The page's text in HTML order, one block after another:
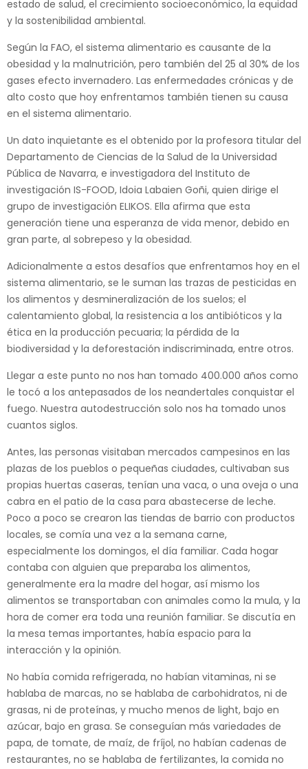
estado de salud, el crecimiento socioeconómico, la equidad
y la sostenibilidad ambiental.
Según la FAO, el sistema alimentario es causante de la
obesidad y la malnutrición, pero también del 25 al 30% de los
gases efecto invernadero. Las enfermedades crónicas y de
alto costo que hoy enfrentamos también tienen su causa
en el sistema alimentario.
Un dato inquietante es el obtenido por la profesora titular del
Departamento de Ciencias de la Salud de la Universidad
Pública de Navarra, e investigadora del Instituto de
investigación IS-FOOD, Idoia Labaien Goñi, quien dirige el
grupo de investigación ELIKOS. Ella afirma que esta
generación tiene una esperanza de vida menor, debido en
gran parte, al sobrepeso y la obesidad.
Adicionalmente a estos desafíos que enfrentamos hoy en el
sistema alimentario, se le suman las trazas de pesticidas en
los alimentos y desmineralización de los suelos; el
calentamiento global, la resistencia a los antibióticos y la
ética en la producción pecuaria; la pérdida de la
biodiversidad y la deforestación indiscriminada, entre otros.
Llegar a este punto no nos han tomado 400.000 años como
le tocó a los antepasados de los neandertales conquistar el
fuego. Nuestra autodestrucción solo nos ha tomado unos
cuantos siglos.
Antes, las personas visitaban mercados campesinos en las
plazas de los pueblos o pequeñas ciudades, cultivaban sus
propias huertas caseras, tenían una vaca, o una oveja o una
cabra en el patio de la casa para abastecerse de leche.
Poco a poco se crearon las tiendas de barrio con productos
locales, se comía una vez a la semana carne,
especialmente los domingos, el día familiar. Cada hogar
contaba con alguien que preparaba los alimentos,
generalmente era la madre del hogar, así mismo los
alimentos se transportaban con animales como la mula, y la
hora de comer era toda una reunión familiar. Se discutía en
la mesa temas importantes, había espacio para la
interacción y la opinión.
No había comida refrigerada, no habían vitaminas, ni se
hablaba de marcas, no se hablaba de carbohidratos, ni de
grasas, ni de proteínas, y mucho menos de light, bajo en
azúcar, bajo en grasa. Se conseguían más variedades de
papa, de tomate, de maíz, de fríjol, no habían cadenas de
restaurantes, no se hablaba de fertilizantes, la comida no